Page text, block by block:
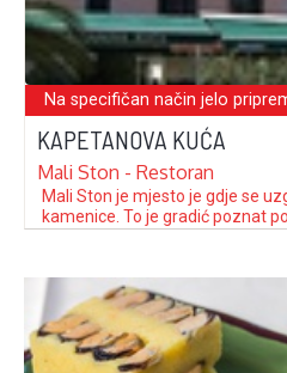
Na specifičan način jelo
KAPETANOVA KUĆA
Mali Ston - Restoran
Mali Ston je mjesto je gdje se
kamenice. To je gradić poznat
Pelješca. U tom lijepom
carstvo …